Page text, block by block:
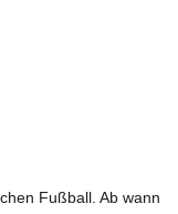
Fußball. Ab wann